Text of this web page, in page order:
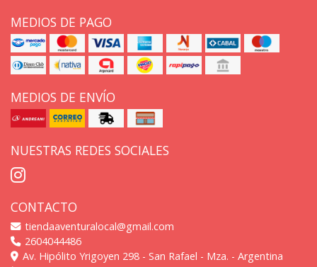
MEDIOS DE PAGO
MEDIOS DE ENVÍO
NUESTRAS REDES SOCIALES
CONTACTO
tiendaaventuralocal@gmail.com
2604044486
Av. Hipólito Yrigoyen 298 - San Rafael - Mza. - Argentina